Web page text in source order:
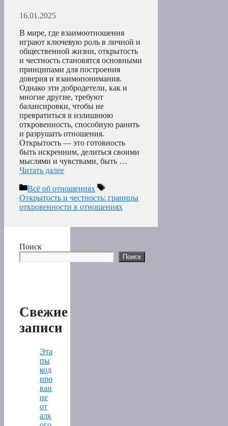
16.01.2025
В мире, где взаимоотношения
играют ключевую роль в личной и
общественной жизни, открытость
и честность становятся основными
принципами для построения
доверия и взаимопонимания.
Однако эти добродетели, как и
многие другие, требуют
балансировки, чтобы не
превратиться в излишнюю
откровенность, способную ранить
и разрушать отношения.
Открытость — это готовность
быть искренним, делиться своими
мыслями и чувствами, быть …
Читать далее
Рубрики
Всё об отношениях
Метки
Открытость и честность: границы
откровенности в отношениях
Поиск
Поиск
Свежие
записи
Эта
пы
код
иро
ван
ие
от
алк